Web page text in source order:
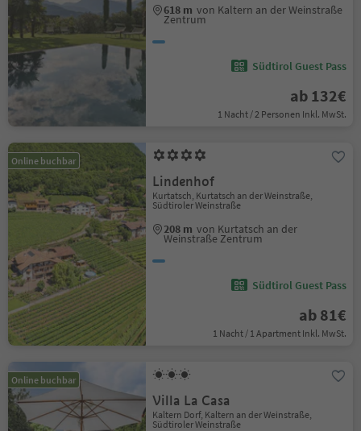
618 m von Kaltern an der Weinstraße
Zentrum
Südtirol Guest Pass
ab 132€
1 Nacht / 2 Personen Inkl. MwSt.
Online buchbar
Lindenhof
Kurtatsch, Kurtatsch an der Weinstraße,
Südtiroler Weinstraße
208 m von Kurtatsch an der
Weinstraße Zentrum
Südtirol Guest Pass
ab 81€
1 Nacht / 1 Apartment Inkl. MwSt.
Online buchbar
Villa La Casa
Kaltern Dorf, Kaltern an der Weinstraße,
Südtiroler Weinstraße